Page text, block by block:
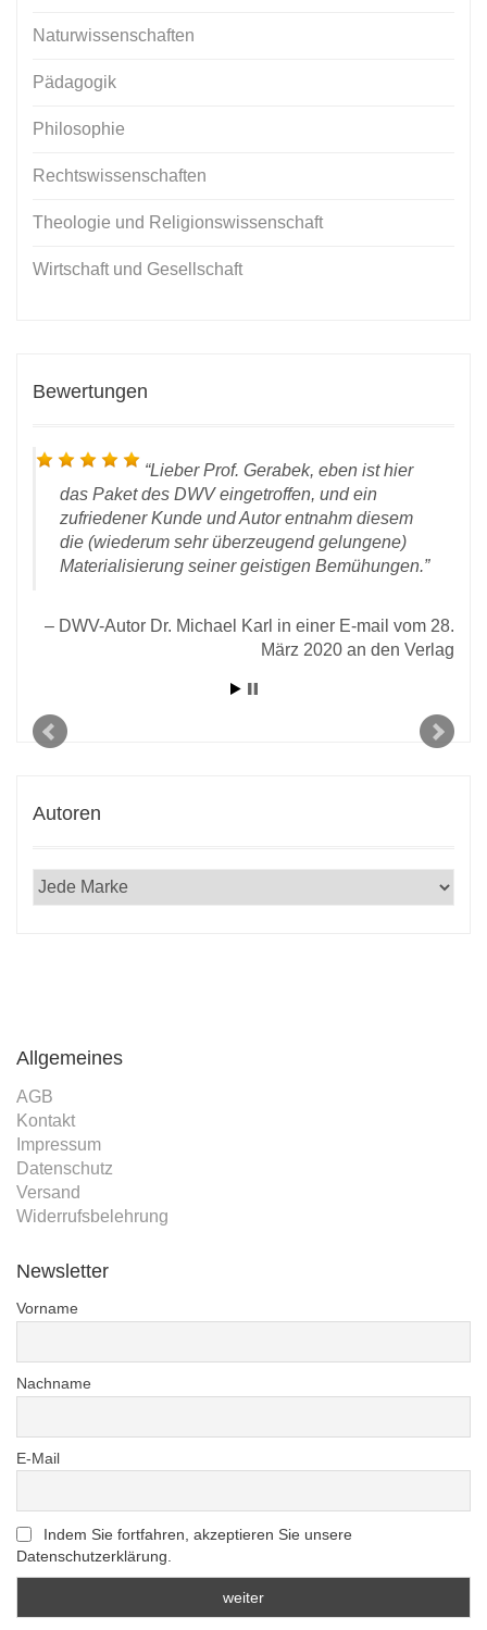
Naturwissenschaften
Pädagogik
Philosophie
Rechtswissenschaften
Theologie und Religionswissenschaft
Wirtschaft und Gesellschaft
Bewertungen
Lieber Prof. Gerabek, eben ist hier
das Paket des DWV eingetroffen, und ein
zufriedener Kunde und Autor entnahm diesem
die (wiederum sehr überzeugend gelungene)
Materialisierung seiner geistigen Bemühungen.
DWV-Autor Dr. Michael Karl in einer E-mail vom 28.
März 2020 an den Verlag
Autoren
Allgemeines
AGB
Kontakt
Impressum
Datenschutz
Versand
Widerrufsbelehrung
Newsletter
Vorname
Nachname
E-Mail
Indem Sie fortfahren, akzeptieren Sie unsere
Datenschutzerklärung.